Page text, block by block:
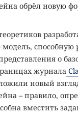
обрёл новую
способную
о
журнала
новый
– правило,
вместить